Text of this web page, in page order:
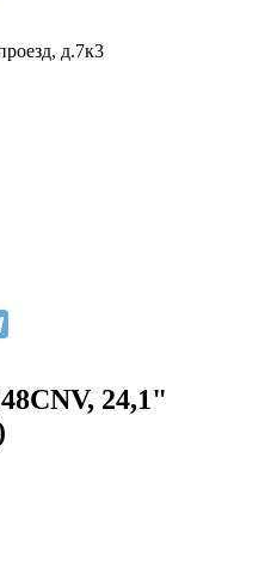
д.7к3
24,1"